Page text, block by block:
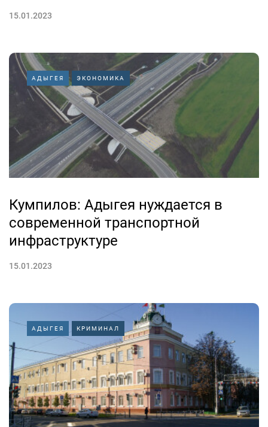
15.01.2023
АДЫГЕЯ ЭКОНОМИКА
Кумпилов: Адыгея нуждается в
современной транспортной
инфраструктуре
15.01.2023
АДЫГЕЯ КРИМИНАЛ